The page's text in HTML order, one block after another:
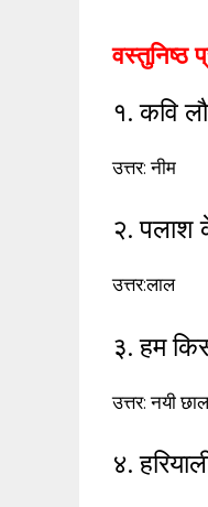
वस्तुनिष्ठ
१. कवि
उत्तर: नीम
२. पलाश
उत्तर:लाल
३. हम
उत्तर: नयी
४.